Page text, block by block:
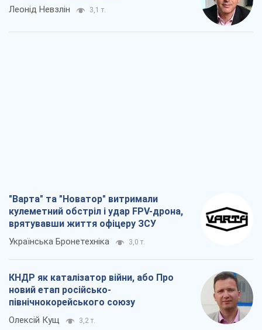
Леонід Невзлін 3,1 т.
"Варта" та "Новатор" витримали
кулеметний обстріл і удар FPV-дрона,
врятувавши життя офіцеру ЗСУ
Українська Бронетехніка 3,0 т.
КНДР як каталізатор війни, або Про
новий етап російсько-
північнокорейського союзу
Олексій Кущ 3,2 т.